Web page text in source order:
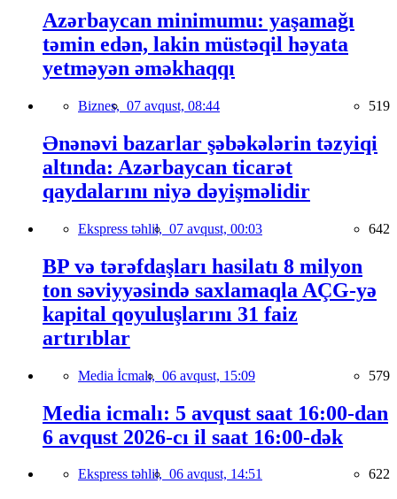
Azərbaycan minimumu: yaşamağı
təmin edən, lakin müstəqil həyata
yetməyən əməkhaqqı
Biznes, 07 avqust, 08:44 519
Ənənəvi bazarlar şəbəkələrin təzyiqi
altında: Azərbaycan ticarət
qaydalarını niyə dəyişməlidir
Ekspress təhlil, 07 avqust, 00:03 642
BP və tərəfdaşları hasilatı 8 milyon
ton səviyyəsində saxlamaqla AÇG-yə
kapital qoyuluşlarını 31 faiz
artırıblar
Media İcmalı, 06 avqust, 15:09 579
Media icmalı: 5 avqust saat 16:00-dan
6 avqust 2026-cı il saat 16:00-dək
Ekspress təhlil, 06 avqust, 14:51 622